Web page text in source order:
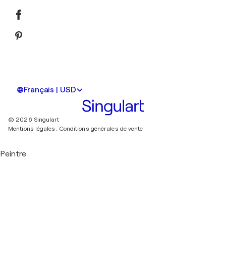
Français | USD
© 2026 Singulart
Mentions légales.
Conditions générales de vente
Peintre